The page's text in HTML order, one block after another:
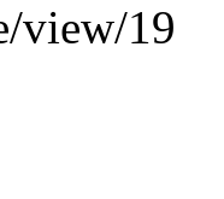
view/19